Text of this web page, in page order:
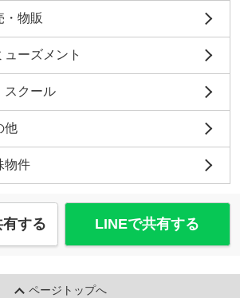
・物販
ューズメント
スクール
他
物件
する LINEで共有する
ページトップへ